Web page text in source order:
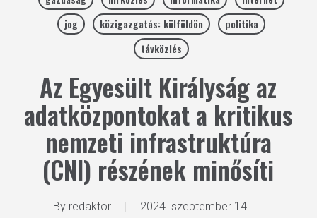
jog
közigazgatás: külföldön
politika
távközlés
Az Egyesült Királyság az
adatközpontokat a kritikus
nemzeti infrastruktúra
(CNI) részének minősíti
By redaktor 2024. szeptember 14.